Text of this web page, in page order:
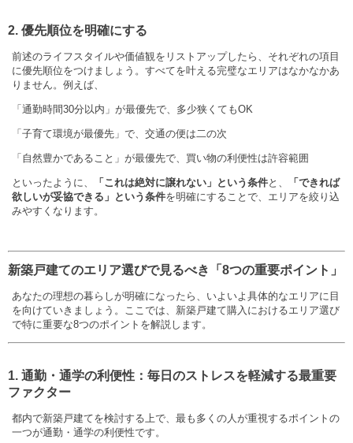
2. 優先順位を明確にする
前述のライフスタイルや価値観をリストアップしたら、それぞれの項目
に優先順位をつけましょう。すべてを叶える完璧なエリアはなかなかあ
りません。例えば、
「通勤時間30分以内」が最優先で、多少狭くてもOK
「子育て環境が最優先」で、交通の便は二の次
「自然豊かであること」が最優先で、買い物の利便性は許容範囲
といったように、 「これは絶対に譲れない」という条件と、
「できれば
欲しいが妥協できる」という条件を明確にすることで、エリアを絞り込
みやすくなります。
新築戸建てのエリア選びで見るべき「8つの重要ポイント」
あなたの理想の暮らしが明確になったら、いよいよ具体的なエリアに目
を向けていきましょう。ここでは、新築戸建て購入におけるエリア選び
で特に重要な8つのポイントを解説します。
1. 通勤・通学の利便性：毎日のストレスを軽減する最重要
ファクター
都内で新築戸建てを検討する上で、最も多くの人が重視するポイントの
一つが通勤・通学の利便性です。